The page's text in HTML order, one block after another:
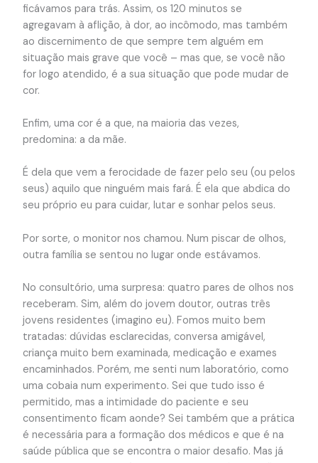
ficávamos para trás. Assim, os 120 minutos se
agregavam à aflição, à dor, ao incômodo, mas também
ao discernimento de que sempre tem alguém em
situação mais grave que você – mas que, se você não
for logo atendido, é a sua situação que pode mudar de
cor.
Enfim, uma cor é a que, na maioria das vezes,
predomina: a da mãe.
É dela que vem a ferocidade de fazer pelo seu (ou pelos
seus) aquilo que ninguém mais fará. É ela que abdica do
seu próprio eu para cuidar, lutar e sonhar pelos seus.
Por sorte, o monitor nos chamou. Num piscar de olhos,
outra família se sentou no lugar onde estávamos.
No consultório, uma surpresa: quatro pares de olhos nos
receberam. Sim, além do jovem doutor, outras três
jovens residentes (imagino eu). Fomos muito bem
tratadas: dúvidas esclarecidas, conversa amigável,
criança muito bem examinada, medicação e exames
encaminhados. Porém, me senti num laboratório, como
uma cobaia num experimento. Sei que tudo isso é
permitido, mas a intimidade do paciente e seu
consentimento ficam aonde? Sei também que a prática
é necessária para a formação dos médicos e que é na
saúde pública que se encontra o maior desafio. Mas já